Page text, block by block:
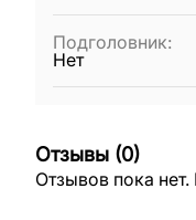
Подголовник:
Нет
Отзывы (0)
Отзывов пока